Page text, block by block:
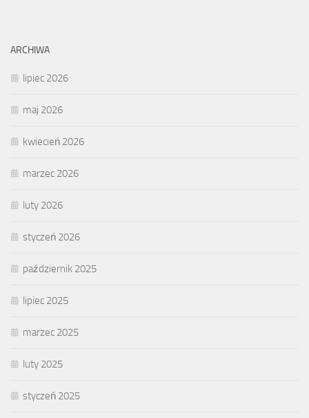
ARCHIWA
lipiec 2026
maj 2026
kwiecień 2026
marzec 2026
luty 2026
styczeń 2026
październik 2025
lipiec 2025
marzec 2025
luty 2025
styczeń 2025